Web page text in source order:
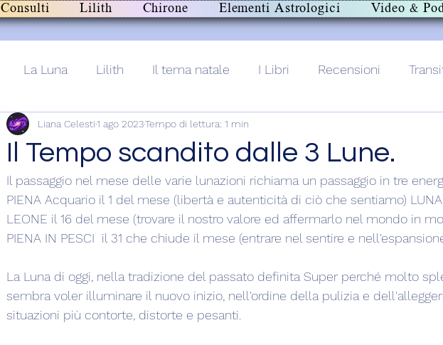
Consulti Lilith Chirone Elementi Astrologici Video &
La Luna Lilith Il tema natale I Libri Recensioni
Post+audio Lilith+
Il Tempo scandito dalle 3 Lune.
Liana Celesti1 ago 2023Tempo di lettura: 1 min
Il passaggio nel mese delle varie lunazioni richiama un passaggio in tre
PIENA Acquario il 1 del mese (libertà e autenticità di ciò che sentiamo) LUNA
LEONE il 16 del mese (trovare il nostro valore ed affermarlo nel mondo in
PIENA IN PESCI  il 31 che chiude il mese (entrare nel sentire e
La Luna di oggi, nella tradizione del passato definita Super perché molto
sembra voler illuminare il nuovo inizio, nell'ordine della pulizia e
situazioni più contorte, distorte e pesanti.